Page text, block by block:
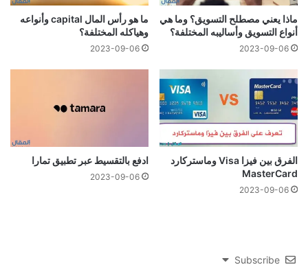
ماذا يعني مصطلح التسويق؟ وما هي
أنواع التسويق وأساليبه المختلفة؟
2023-09-06
ما هو رأس المال capital وأنواعه
وهياكله المختلفة؟
2023-09-06
الفرق بين فيزا Visa وماستركارد
MasterCard
2023-09-06
ادفع بالتقسيط عبر تطبيق تمارا
2023-09-06
Subscribe